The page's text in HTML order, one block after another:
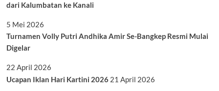
dari Kalumbatan ke Kanali
5 Mei 2026
Turnamen Volly Putri Andhika Amir Se-Bangkep Resmi Mulai
Digelar
22 April 2026
Ucapan Iklan Hari Kartini 2026 21 April 2026